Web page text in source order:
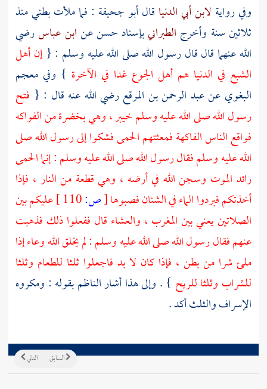
وفي رواية لابن أبي الدنيا قالأبو جحيفة : فما ملأت بطني منذ
ثلاثين سنة وأخرج الطبرانيبإسناد حسن عنابن عباسرضي
الله عنهما قال قال رسول الله صلى الله عليه وسلم : {إن أهل
الشبع في الدنيا هم أهل الجوع غدا في الآخرة } وفي معجم
البغوي عنعبد الرحمن بن المرقعرضي الله عنه قال : { فتح
رسول الله صلى الله عليه وسلمخيبر، وهي بخضرة من الفواكه
فواقع الناس الفاكهة فمعثتهم الحمى فشكوا إلى رسول الله صلى
الله عليه وسلم فقال رسول الله صلى الله عليه وسلم : إنما الحمى
رائد الموت وسجن الله في أرضه ، وهي قطعة من النار ، فإذا
أخذتكم فبردوا الماء في الشنان فصبوها[ص:
عليكم بين
الصلاتين يعني بين المغرب ، والعشاء قال ففعلوا ذلك فذهبت
عنهم فقال رسول الله صلى الله عليه وسلم : لم يخلق الله وعاء إذا
ملئ شرا من بطن ، فإذا كان لا بد فاجعلوا ثلثا للطعام وثلثا
للشراب وثلثا للريح } . وإلى هذا أشارالناظمبقوله : ومكروه
الإسراف والثلث أكد .
التالي السابق